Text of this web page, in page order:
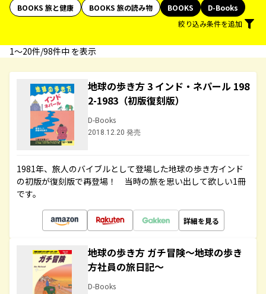
BOOKS 旅と健康
BOOKS 旅の読み物 BOOKS
D-Books
絞り込み条件を追加
1〜20件/98件中 を表示
地球の歩き方 3 インド・ネパール 198
2-1983（初版復刻版）
D-Books
2018.12.20 発売
1981年、旅人のバイブルとして登場した地球の歩き方インド
の初版が復刻版で再登場！ 当時の旅を思い出して欲しい1冊
です。
詳細を見る
地球の歩き方 ガチ冒険～地球の歩き
方社員の旅日記～
D-Books